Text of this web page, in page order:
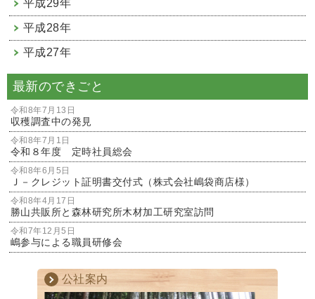
平成29年
平成28年
平成27年
最新のできごと
令和8年7月13日
収穫調査中の発見
令和8年7月1日
令和８年度 定時社員総会
令和8年6月5日
Ｊ－クレジット証明書交付式（株式会社嶋袋商店様）
令和8年4月17日
勝山共販所と森林研究所木材加工研究室訪問
令和7年12月5日
嶋参与による職員研修会
公社案内